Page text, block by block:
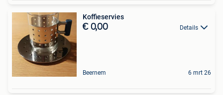
Koffieservies
€ 0,00 Details
Beernem 6 mrt 26